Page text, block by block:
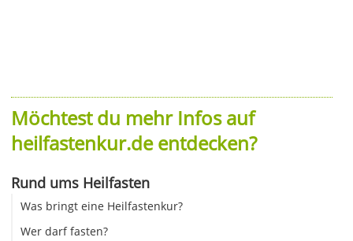
Möchtest du mehr Infos auf
heilfastenkur.de entdecken?
Rund ums Heilfasten
Was bringt eine Heilfastenkur?
Wer darf fasten?